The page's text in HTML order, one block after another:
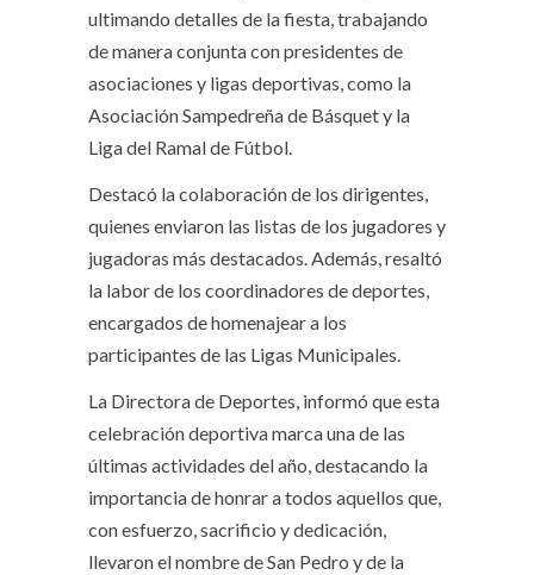
ultimando detalles de la fiesta, trabajando
de manera conjunta con presidentes de
asociaciones y ligas deportivas, como la
Asociación Sampedreña de Básquet y la
Liga del Ramal de Fútbol.
Destacó la colaboración de los dirigentes,
quienes enviaron las listas de los jugadores y
jugadoras más destacados. Además, resaltó
la labor de los coordinadores de deportes,
encargados de homenajear a los
participantes de las Ligas Municipales.
La Directora de Deportes, informó que esta
celebración deportiva marca una de las
últimas actividades del año, destacando la
importancia de honrar a todos aquellos que,
con esfuerzo, sacrificio y dedicación,
llevaron el nombre de San Pedro y de la